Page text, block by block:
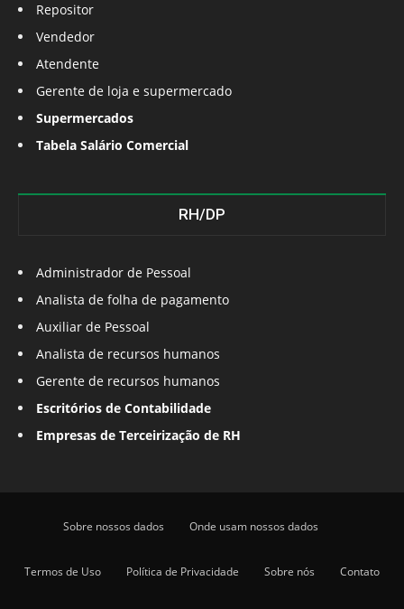
Repositor
Vendedor
Atendente
Gerente de loja e supermercado
Supermercados
Tabela Salário Comercial
RH/DP
Administrador de Pessoal
Analista de folha de pagamento
Auxiliar de Pessoal
Analista de recursos humanos
Gerente de recursos humanos
Escritórios de Contabilidade
Empresas de Terceirização de RH
Sobre nossos dados Onde usam nossos dados
Termos de Uso Política de Privacidade Sobre nós Contato